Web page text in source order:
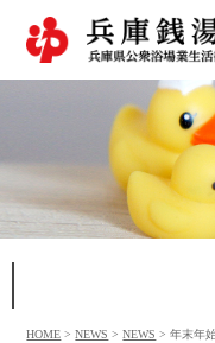
HOME >NEWS >NEWS >年末年